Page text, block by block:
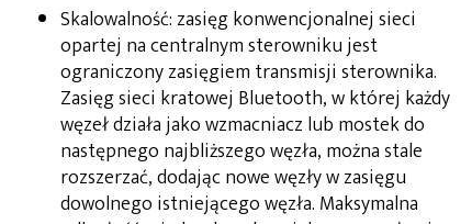
Skalowalność: zasięg konwencjonalnej sieci
opartej na centralnym sterowniku jest
ograniczony zasięgiem transmisji sterownika.
Zasięg sieci kratowej Bluetooth, w której każdy
węzeł działa jako wzmacniacz lub mostek do
następnego najbliższego węzła, można stale
rozszerzać, dodając nowe węzły w zasięgu
dowolnego istniejącego węzła. Maksymalna